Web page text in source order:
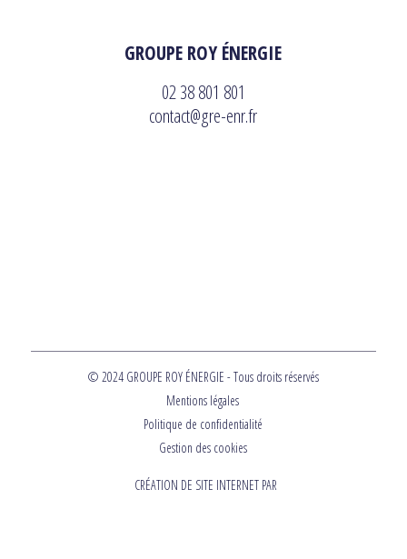
GROUPE ROY ÉNERGIE
02 38 801 801
contact@gre-enr.fr
© 2024 GROUPE ROY ÉNERGIE - Tous droits réservés
Mentions légales
Politique de confidentialité
Gestion des cookies
CRÉATION DE SITE INTERNET PAR